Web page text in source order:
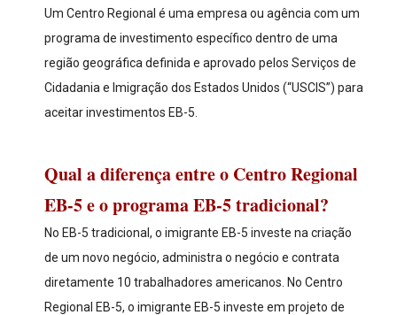
Um Centro Regional é uma empresa ou agência com um
programa de investimento específico dentro de uma
região geográfica definida e aprovado pelos Serviços de
Cidadania e Imigração dos Estados Unidos (“USCIS”) para
aceitar investimentos EB-5.
Qual a diferença entre o Centro Regional
EB-5 e o programa EB-5 tradicional?
No EB-5 tradicional, o imigrante EB-5 investe na criação
de um novo negócio, administra o negócio e contrata
diretamente 10 trabalhadores americanos. No Centro
Regional EB-5, o imigrante EB-5 investe em projeto de